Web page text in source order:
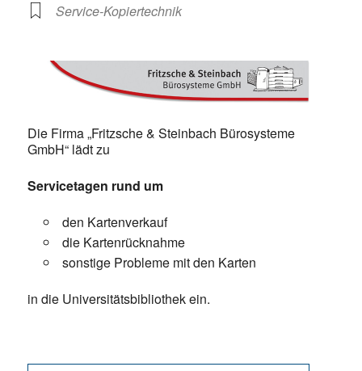
Service-Kopiertechnik
Die Firma „Fritzsche & Steinbach Bürosysteme
GmbH“ lädt zu
Servicetagen rund um
den Kartenverkauf
die Kartenrücknahme
sonstige Probleme mit den Karten
in die Universitätsbibliothek ein.